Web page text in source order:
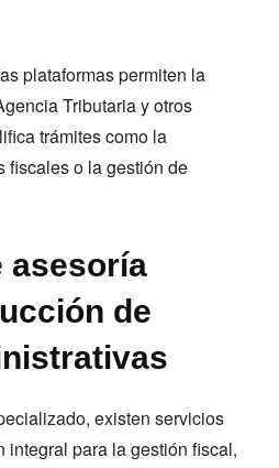
plataformas permiten la
Tributaria y otros
trámites como la
fiscales o la gestión de
asesoría
de
existen servicios
integral para la gestión fiscal,